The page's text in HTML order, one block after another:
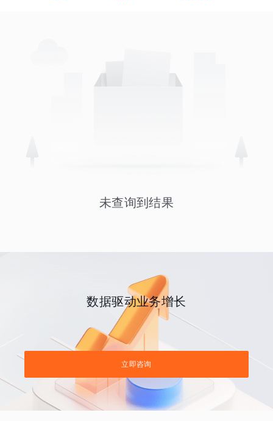
未查询到结果
数据驱动业务增长
立即咨询